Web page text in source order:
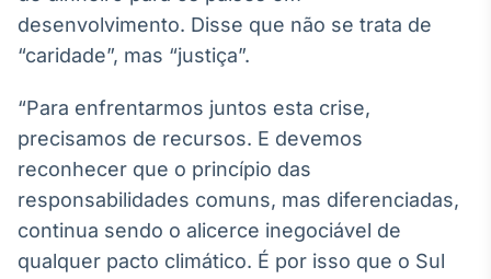
Broadcast
Curadoria
noticiosos
Soluções de
Tecnologia
Radar
Monitoramento
inteligente de
desenvolvimento. Disse que não se trata de
“caridade”, mas “justiça”.
“Para enfrentarmos juntos esta crise,
precisamos de recursos. E devemos
reconhecer que o princípio das
responsabilidades comuns, mas diferenciadas,
continua sendo o alicerce inegociável de
qualquer pacto climático. É por isso que o Sul